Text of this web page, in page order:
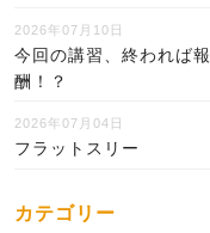
2026年07月10日
今回の講習、終われば報
酬！？
2026年07月04日
フラットスリー
カテゴリー